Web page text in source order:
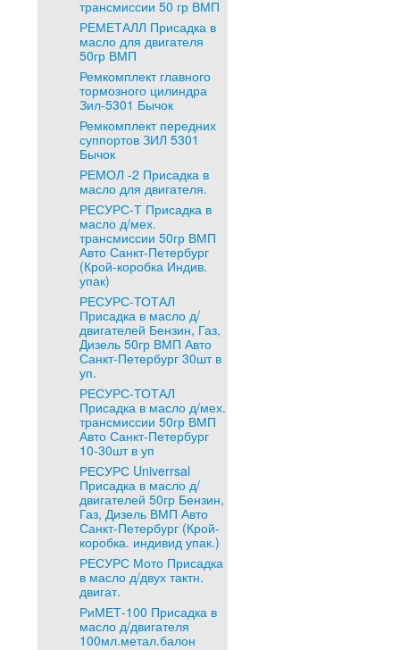
трансмиссии 50 гр ВМП
РЕМЕТАЛЛ Присадка в
масло для двигателя
50гр ВМП
Ремкомплект главного
тормозного цилиндра
Зил-5301 Бычок
Ремкомплект передних
суппортов ЗИЛ 5301
Бычок
РЕМОЛ -2 Присадка в
масло для двигателя.
РЕСУРС-Т Присадка в
масло д/мех.
трансмиссии 50гр ВМП
Авто Санкт-Петербург
(Крой-коробка Индив.
упак)
РЕСУРС-ТОТАЛ
Присадка в масло д/
двигателей Бензин, Газ,
Дизель 50гр ВМП Авто
Санкт-Петербург 30шт в
уп.
РЕСУРС-ТОТАЛ
Присадка в масло д/мех.
трансмиссии 50гр ВМП
Авто Санкт-Петербург
10-30шт в уп
РЕСУРС Univerrsal
Присадка в масло д/
двигателей 50гр Бензин,
Газ, Дизель ВМП Авто
Санкт-Петербург (Крой-
коробка. индивид упак.)
РЕСУРС Мото Присадка
в масло д/двух тактн.
двигат.
РиМЕТ-100 Присадка в
масло д/двигателя
100мл.метал.балон